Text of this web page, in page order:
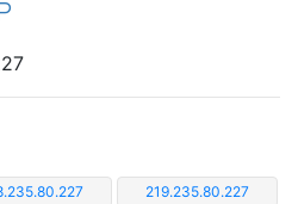
219.235.80.227